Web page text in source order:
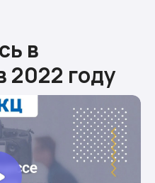
в
2022 году